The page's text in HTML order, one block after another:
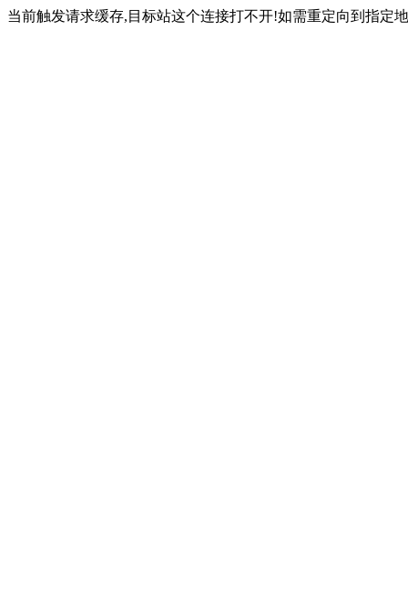
当前触发请求缓存,目标站这个连接打不开!如需重定向到指定